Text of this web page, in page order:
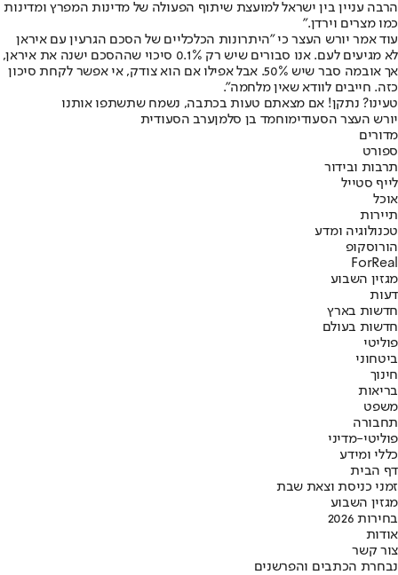
הרבה עניין בין ישראל למועצת שיתוף הפעולה של מדינות המפרץ ומדינות
כמו מצרים וירדן."
עוד אמר יורש העצר כי "היתרונות הכלכליים של הסכם הגרעין עם איראן
לא מגיעים לעם. אנו סבורים שיש רק 0.1% סיכוי שההסכם ישנה את איראן,
אך אובמה סבר שיש 50%. אבל אפילו אם הוא צודק, אי אפשר לקחת סיכון
כזה. חייבים לוודא שאין מלחמה".
טעינו? נתקן! אם מצאתם טעות בכתבה, נשמח שתשתפו אותנו
יורש העצר הסעודימוחמד בן סלמןערב הסעודית
מדורים
ספורט
תרבות ובידור
לייף סטייל
אוכל
תיירות
טכנולוגיה ומדע
הורוסקופ
ForReal
מגזין השבוע
דעות
חדשות בארץ
חדשות בעולם
פוליטי
ביטחוני
חינוך
בריאות
משפט
תחבורה
פוליטי-מדיני
כללי ומידע
דף הבית
זמני כניסת וצאת שבת
מגזין השבוע
בחירות 2026
אודות
צור קשר
נבחרת הכתבים והפרשנים